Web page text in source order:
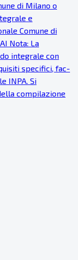
di Milano o
e
Comune di
Nota: La
integrale con
specifici, fac-
INPA. Si
compilazione